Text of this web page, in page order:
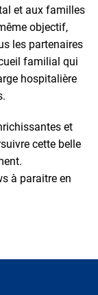
et aux familles
objectif,
les partenaires
familial qui
hospitalière
et
cette belle
à paraitre en